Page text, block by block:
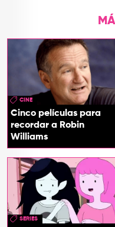
CINE
Cinco películas para
recordar a Robin
Williams
SERIES